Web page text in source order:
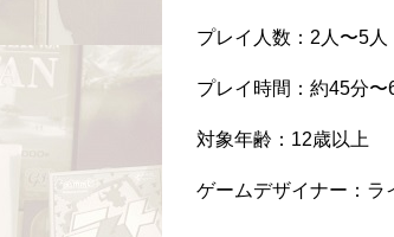
プレイ人数：2人〜5人
プレイ時間：約45分〜
対象年齢：12歳以上
ゲームデザイナー：ラ